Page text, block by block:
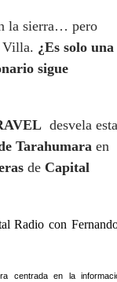
la sierra… pero
Villa. ¿Es solo una
sigue
desvela esta
Tarahumara en
de Capital
centrada en la